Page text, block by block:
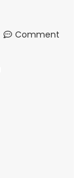
Comment